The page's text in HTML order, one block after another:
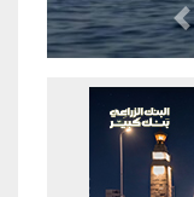
Previous